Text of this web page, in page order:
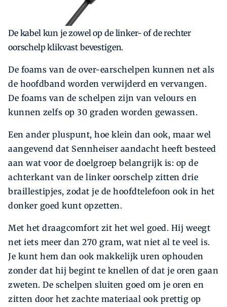
De kabel kun je zowel op de linker- of de rechter
oorschelp klikvast bevestigen.
De foams van de over-earschelpen kunnen net als
de hoofdband worden verwijderd en vervangen.
De foams van de schelpen zijn van velours en
kunnen zelfs op 30 graden worden gewassen.
Een ander pluspunt, hoe klein dan ook, maar wel
aangevend dat Sennheiser aandacht heeft besteed
aan wat voor de doelgroep belangrijk is: op de
achterkant van de linker oorschelp zitten drie
braillestipjes, zodat je de hoofdtelefoon ook in het
donker goed kunt opzetten.
Met het draagcomfort zit het wel goed. Hij weegt
net iets meer dan 270 gram, wat niet al te veel is.
Je kunt hem dan ook makkelijk uren ophouden
zonder dat hij begint te knellen of dat je oren gaan
zweten. De schelpen sluiten goed om je oren en
zitten door het zachte materiaal ook prettig op